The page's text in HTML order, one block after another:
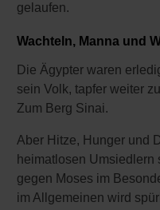
gelaufen.
Wachteln, Manna und
Die Ägypter waren
sein Volk, tapfer weiter
Zum Berg Sinai.
Aber Hitze, Hunger und
heimatlosen Umsiedlern
gegen Moses im
im Allgemeinen wird